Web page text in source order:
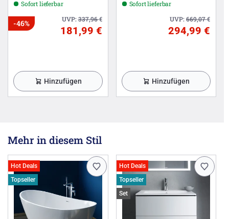
Sofort lieferbar
UVP:337,96€
-46%
181,99 €
Hinzufügen
Sofort lieferbar
UVP:669,07€
294,99 €
Hinzufügen
Mehr in diesem Stil
Hot Deals
Topseller
Hot Deals
Topseller
Set